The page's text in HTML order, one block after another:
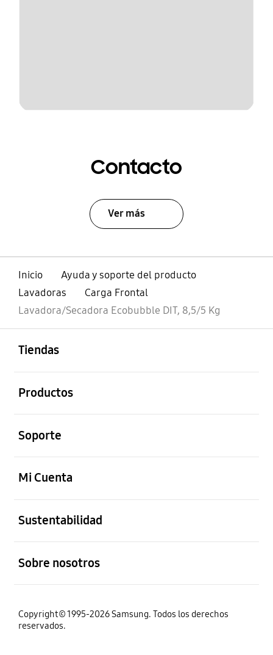
Contacto
Ver más
Inicio
Ayuda y soporte del producto
Lavadoras
Carga Frontal
Lavadora/Secadora Ecobubble DIT, 8,5/5 Kg
Tiendas
Productos
Soporte
Mi Cuenta
Sustentabilidad
Sobre nosotros
Copyright© 1995-2026 Samsung. Todos los derechos
reservados.